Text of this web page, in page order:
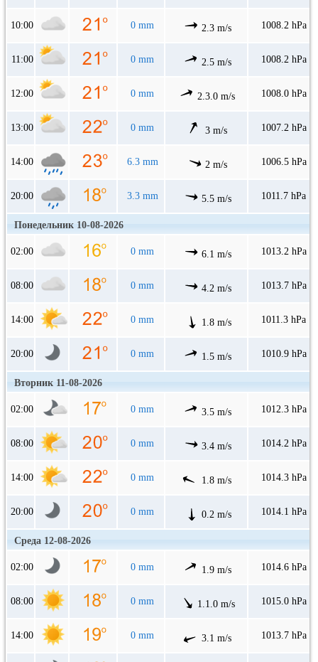
10:00 0 mm 2.3 m/s 1008.2 hPa
11:00 0 mm 2.5 m/s 1008.2 hPa
12:00 0 mm 2.3.0 m/s 1008.0 hPa
13:00 0 mm 3 m/s 1007.2 hPa
14:00 6.3 mm 2 m/s 1006.5 hPa
20:00 3.3 mm 5.5 m/s 1011.7 hPa
Понедельник 10-08-2026
02:00 0 mm 6.1 m/s 1013.2 hPa
08:00 0 mm 4.2 m/s 1013.7 hPa
14:00 0 mm 1.8 m/s 1011.3 hPa
20:00 0 mm 1.5 m/s 1010.9 hPa
Вторник 11-08-2026
02:00 0 mm 3.5 m/s 1012.3 hPa
08:00 0 mm 3.4 m/s 1014.2 hPa
14:00 0 mm 1.8 m/s 1014.3 hPa
20:00 0 mm 0.2 m/s 1014.1 hPa
Среда 12-08-2026
02:00 0 mm 1.9 m/s 1014.6 hPa
08:00 0 mm 1.1.0 m/s 1015.0 hPa
14:00 0 mm 3.1 m/s 1013.7 hPa